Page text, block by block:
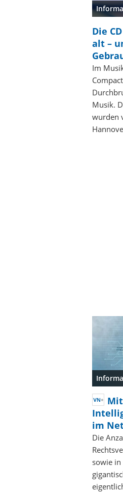
Die
alt –
Im
Musik.
wurden
im
Die
sowie